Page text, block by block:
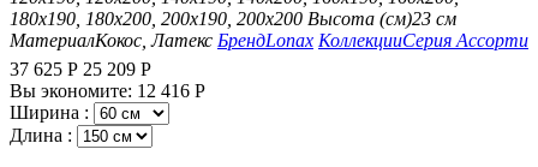
180х190, 180х200, 200х190, 200х200 Высота (см)23 см
МатериалКокос, Латекс БрендLonax КоллекцииСерия Ассорти
37 625 Р 25 209 Р
Вы экономите: 12 416 Р
Ширина :
Длина :